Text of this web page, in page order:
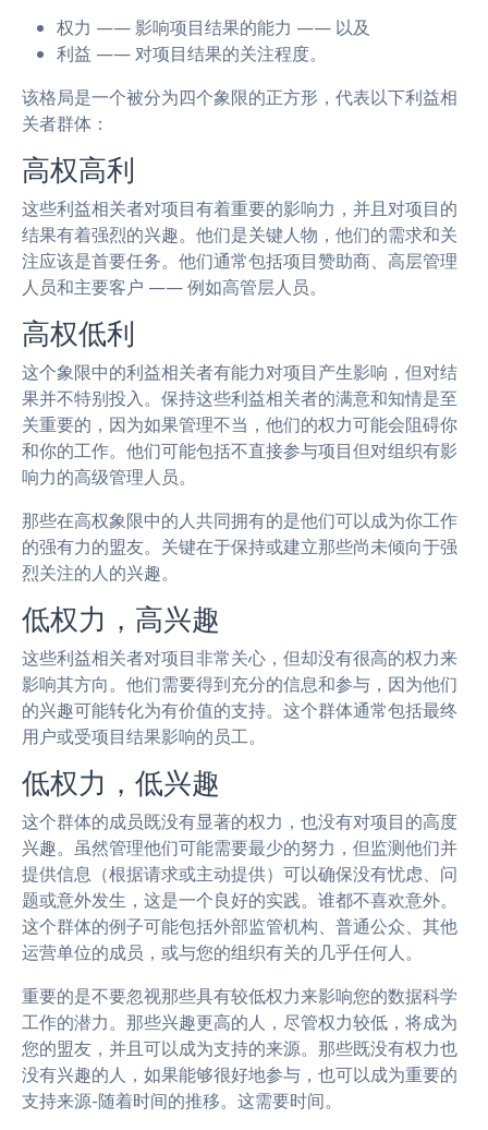
权力 —— 影响项目结果的能力 —— 以及
利益 —— 对项目结果的关注程度。
该格局是一个被分为四个象限的正方形，代表以下利益相
关者群体：
高权高利
这些利益相关者对项目有着重要的影响力，并且对项目的
结果有着强烈的兴趣。他们是关键人物，他们的需求和关
注应该是首要任务。他们通常包括项目赞助商、高层管理
人员和主要客户 —— 例如高管层人员。
高权低利
这个象限中的利益相关者有能力对项目产生影响，但对结
果并不特别投入。保持这些利益相关者的满意和知情是至
关重要的，因为如果管理不当，他们的权力可能会阻碍你
和你的工作。他们可能包括不直接参与项目但对组织有影
响力的高级管理人员。
那些在高权象限中的人共同拥有的是他们可以成为你工作
的强有力的盟友。关键在于保持或建立那些尚未倾向于强
烈关注的人的兴趣。
低权力，高兴趣
这些利益相关者对项目非常关心，但却没有很高的权力来
影响其方向。他们需要得到充分的信息和参与，因为他们
的兴趣可能转化为有价值的支持。这个群体通常包括最终
用户或受项目结果影响的员工。
低权力，低兴趣
这个群体的成员既没有显著的权力，也没有对项目的高度
兴趣。虽然管理他们可能需要最少的努力，但监测他们并
提供信息（根据请求或主动提供）可以确保没有忧虑、问
题或意外发生，这是一个良好的实践。谁都不喜欢意外。
这个群体的例子可能包括外部监管机构、普通公众、其他
运营单位的成员，或与您的组织有关的几乎任何人。
重要的是不要忽视那些具有较低权力来影响您的数据科学
工作的潜力。那些兴趣更高的人，尽管权力较低，将成为
您的盟友，并且可以成为支持的来源。那些既没有权力也
没有兴趣的人，如果能够很好地参与，也可以成为重要的
支持来源-随着时间的推移。这需要时间。